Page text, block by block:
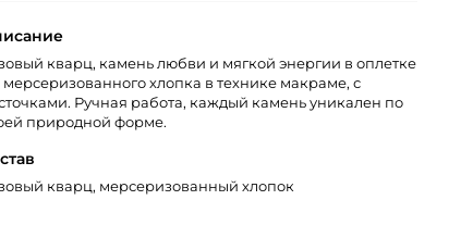
кварц, камень любви и мягкой энергии в оплетке
мерсеризованного хлопка в технике макраме, с
Ручная работа, каждый камень уникален по
природной форме.
кварц, мерсеризованный хлопок